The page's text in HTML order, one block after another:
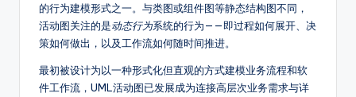
d
C
hi
的行为建模形式之一。与类图或组件图等静态结构图不同，
活动图关注的是动态行为系统的行为——即过程如何展开、决
策如何做出，以及工作流如何随时间推进。
最初被设计为以一种形式化但直观的方式建模业务流程和软
件工作流，UML活动图已发展成为连接高层次业务需求与详